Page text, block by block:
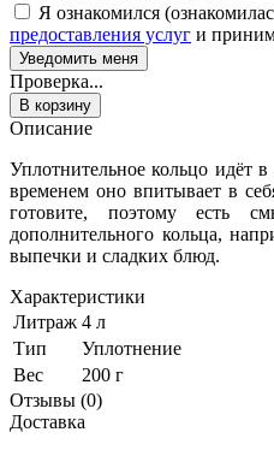
Я ознакомился
предоставления услуг и
Проверка...
В корзину
Описание
Уплотнительное кольцо идёт
временем оно впитывает в
готовите, поэтому есть
дополнительного кольца,
выпечки и сладких блюд.
Характеристики
Литраж 4 л
Тип
Уплотнение
Вес
200 г
Отзывы (0)
Доставка